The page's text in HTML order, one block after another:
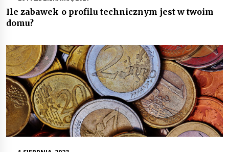
Ile zabawek o profilu technicznym jest w twoim
domu?